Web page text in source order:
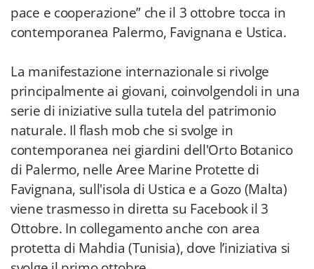
pace e cooperazione” che il 3 ottobre tocca in
contemporanea Palermo, Favignana e Ustica.
La manifestazione internazionale si rivolge
principalmente ai giovani, coinvolgendoli in una
serie di iniziative sulla tutela del patrimonio
naturale. Il flash mob che si svolge in
contemporanea nei giardini dell'Orto Botanico
di Palermo, nelle Aree Marine Protette di
Favignana, sull'isola di Ustica e a Gozo (Malta)
viene trasmesso in diretta su Facebook il 3
Ottobre. In collegamento anche con area
protetta di Mahdia (Tunisia), dove l’iniziativa si